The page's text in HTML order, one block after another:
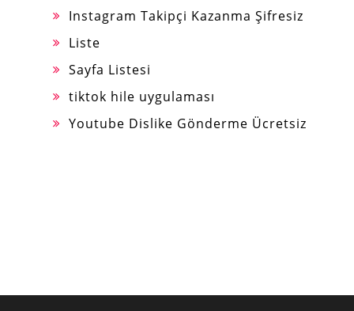
Instagram Takipçi Kazanma Şifresiz
Liste
Sayfa Listesi
tiktok hile uygulaması
Youtube Dislike Gönderme Ücretsiz